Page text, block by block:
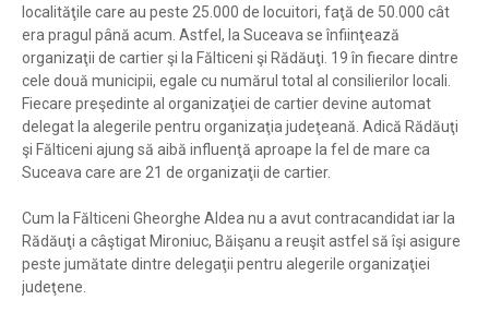
localităţile care au peste 25.000 de locuitori, faţă de 50.000 cât
era pragul până acum. Astfel, la Suceava se înfiinţează
organizaţii de cartier şi la Fălticeni şi Rădăuţi. 19 în fiecare dintre
cele două municipii, egale cu numărul total al consilierilor locali.
Fiecare preşedinte al organizaţiei de cartier devine automat
delegat la alegerile pentru organizaţia judeţeană. Adică Rădăuţi
şi Fălticeni ajung să aibă influenţă aproape la fel de mare ca
Suceava care are 21 de organizaţii de cartier.
Cum la Fălticeni Gheorghe Aldea nu a avut contracandidat iar la
Rădăuţi a câştigat Mironiuc, Băişanu a reuşit astfel să îşi asigure
peste jumătate dintre delegaţii pentru alegerile organizaţiei
judeţene.